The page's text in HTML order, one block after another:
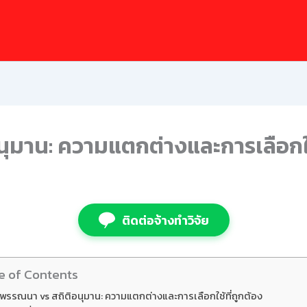
น: ความแตกต่างและการเลือ
ติดต่อจ้างทำวิจัย
of Contents
รณนา vs สถิติอนุมาน: ความแตกต่างและการเลือกใช้ที่ถูกต้อง